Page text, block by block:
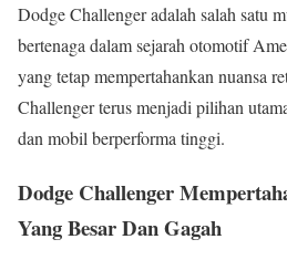
Dodge Challengeradalah salah satu
bertenaga dalam sejarah otomotif
yang tetap mempertahankan nuansa
Challenger terus menjadi pilihan
dan mobil berperforma tinggi.
Dodge Challenger
Yang Besar Dan Gagah